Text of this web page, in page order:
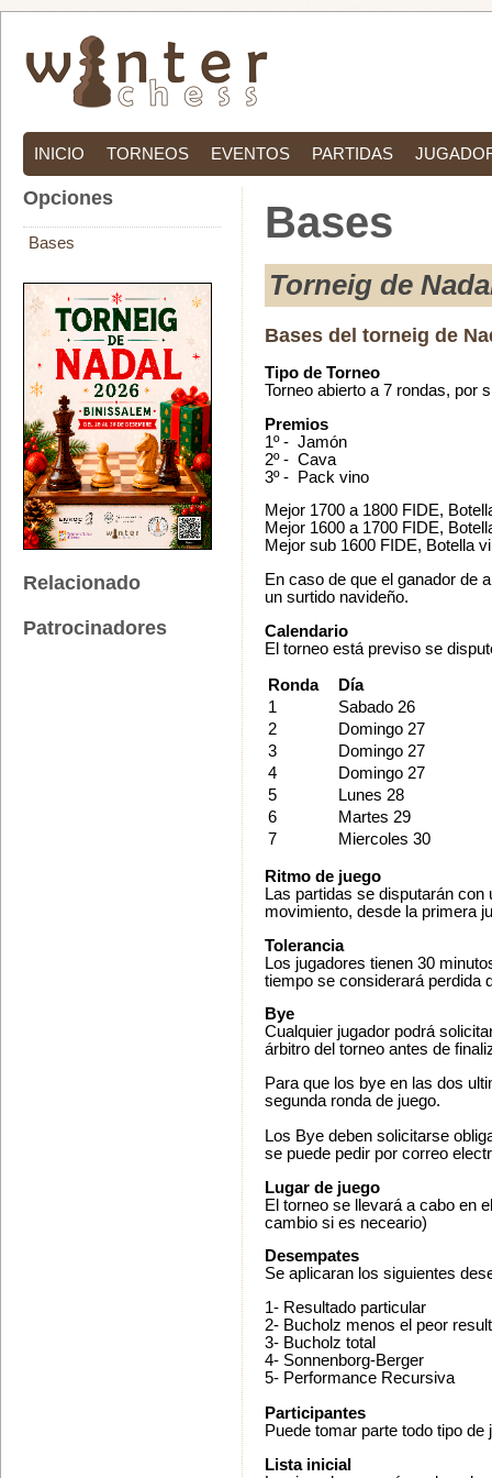
INICIO TORNEOS EVENTOS PARTIDAS
Bases
Torneig de
Bases del torneig de
Tipo de Torneo
Torneo abierto a 7 rondas, por
Premios
1º - Jamón
2º - Cava
3º - Pack vino
Mejor 1700 a 1800 FIDE,
Mejor 1600 a 1700 FIDE,
Mejor sub 1600 FIDE, Botella
En caso de que el ganador de
un surtido navideño.
Calendario
El torneo está previso se
Ronda
Día
1
Sabado 26
2
Domingo 27
3
Domingo 27
4
Domingo 27
5
Lunes 28
6
Martes 29
7
Miercoles 30
Ritmo de juego
Las partidas se disputarán
movimiento, desde la primera
Tolerancia
Los jugadores tienen 30
tiempo se considerará perdida
Bye
Cualquier jugador podrá
árbitro del torneo antes de
Para que los bye en las dos
segunda ronda de juego.
Los Bye deben solicitarse
se puede pedir por correo
Lugar de juego
El torneo se llevará a cabo en
cambio si es neceario)
Desempates
Se aplicaran los siguientes
1- Resultado particular
2- Bucholz menos el peor
3- Bucholz total
4- Sonnenborg-Berger
5- Performance Recursiva
Participantes
Puede tomar parte todo tipo
Lista inicial
Opciones
Bases
Relacionado
Patrocinadores